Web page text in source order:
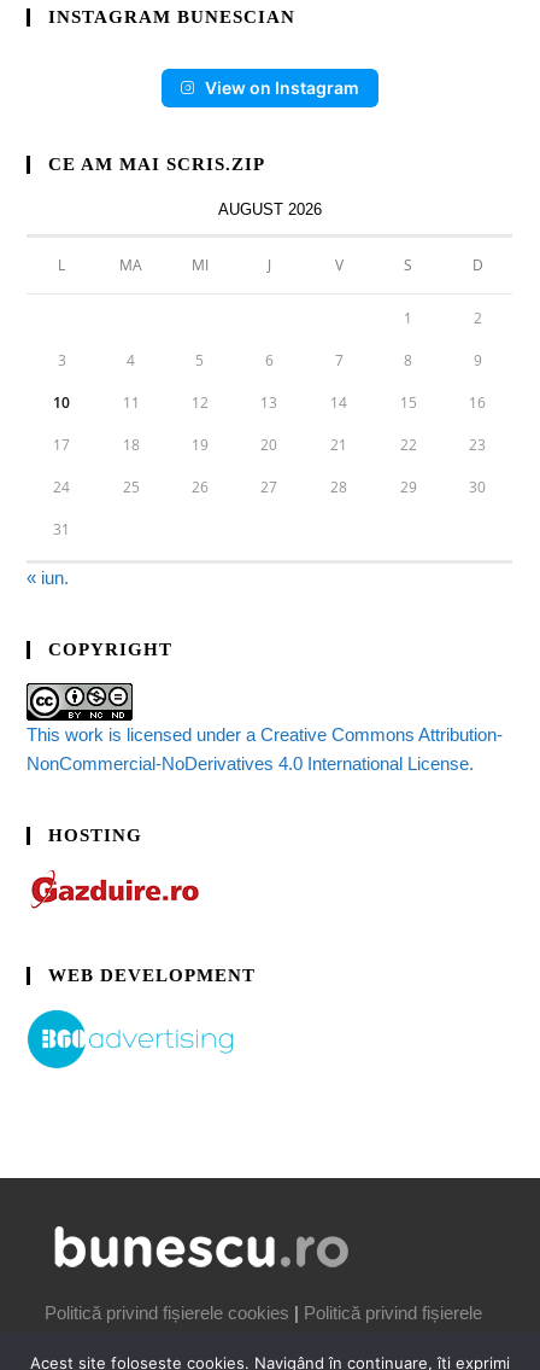
INSTAGRAM BUNESCIAN
View on Instagram
CE AM MAI SCRIS.ZIP
AUGUST 2026
L MA MI J V S D
1 2
3 4 5 6 7 8 9
10 11 12 13 14 15 16
17 18 19 20 21 22 23
24 25 26 27 28 29 30
31
« iun.
COPYRIGHT
This work is licensed under a Creative Commons Attribution-
NonCommercial-NoDerivatives 4.0 International License.
HOSTING
WEB DEVELOPMENT
Politică privind fișierele cookies | Politică privind fișierele
Acest site folosește cookies. Navigând în continuare, îți exprimi